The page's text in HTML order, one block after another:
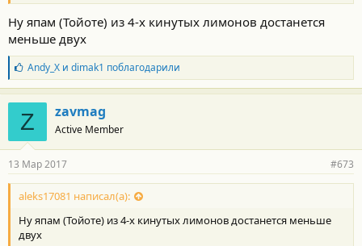
Ну япам (Тойоте) из 4-х кинутых лимонов достанется
меньше двух
Б
л
а
г
о
д
а
н
о
с
и
:
Andy_Xи dimak1 поблагодарили
Z zavmag
Active Member
13 Мар 2017 #673
aleks17081 написал(а):
Ну япам (Тойоте) из 4-х кинутых лимонов достанется меньше
двух